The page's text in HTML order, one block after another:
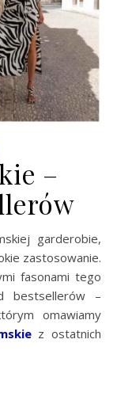
–
garderobie,
zastosowanie.
fasonami tego
bestsellerów –
omawiamy
z ostatnich